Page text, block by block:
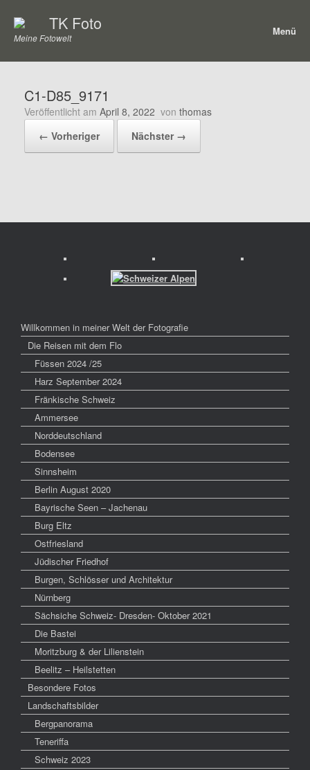
Inhalt
springen
TK Foto
Meine Fotowelt
Menü
C1-D85_9171
Veröffentlicht am April 8, 2022 von thomas
← Vorheriger
Nächster →
Willkommen in meiner Welt der Fotografie
Die Reisen mit dem Flo
Füssen 2024 /25
Harz September 2024
Fränkische Schweiz
Ammersee
Norddeutschland
Bodensee
Sinnsheim
Berlin August 2020
Bayrische Seen – Jachenau
Burg Eltz
Ostfriesland
Jüdischer Friedhof
Burgen, Schlösser und Architektur
Nürnberg
Sächsiche Schweiz- Dresden- Oktober 2021
Die Bastei
Moritzburg & der Lilienstein
Beelitz – Heilstetten
Besondere Fotos
Landschaftsbilder
Bergpanorama
Teneriffa
Schweiz 2023